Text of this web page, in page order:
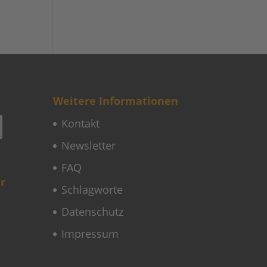
Weitere Informationen
Kontakt
Newsletter
FAQ
Schlagworte
Datenschutz
Impressum